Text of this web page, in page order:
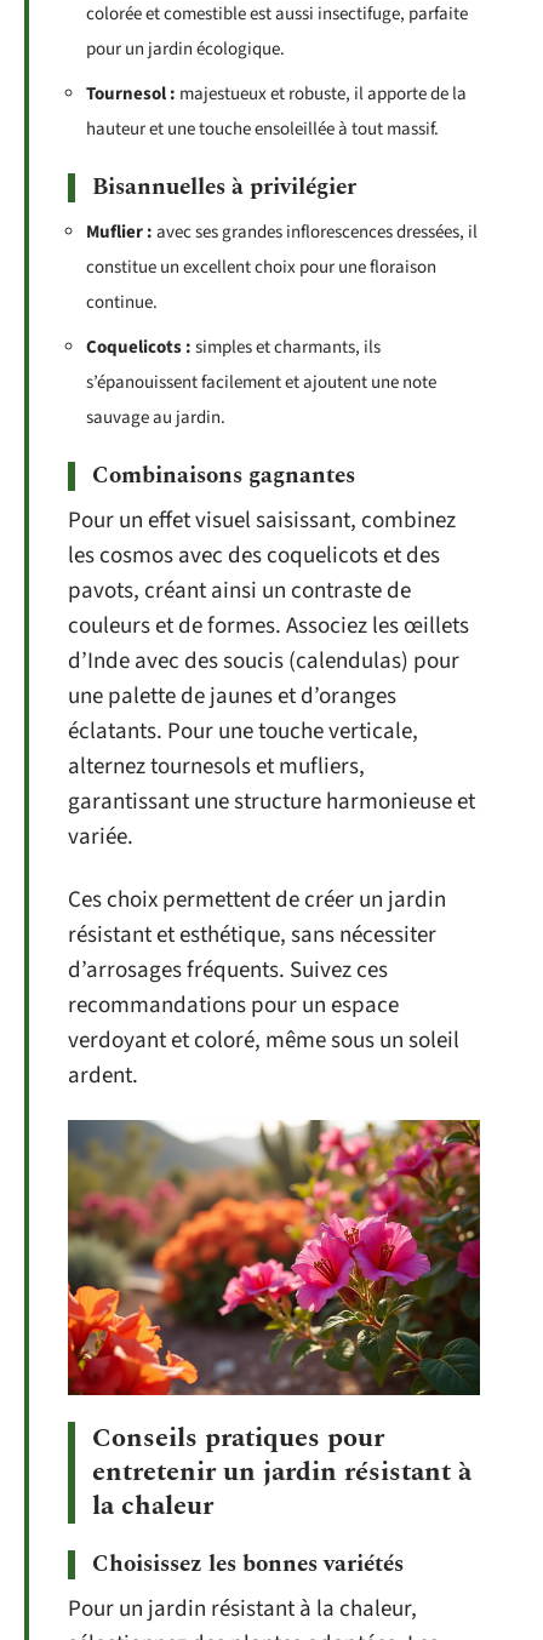
colorée et comestible est aussi insectifuge, parfaite
pour un jardin écologique.
Tournesol : majestueux et robuste, il apporte de la
hauteur et une touche ensoleillée à tout massif.
Bisannuelles à privilégier
Muflier :avec ses grandes inflorescences dressées, il
constitue un excellent choix pour une floraison
continue.
Coquelicots :simples et charmants, ils
s’épanouissent facilement et ajoutent une note
sauvage au jardin.
Combinaisons gagnantes
Pour un effet visuel saisissant, combinez
les cosmos avec des coquelicots et des
pavots, créant ainsi un contraste de
couleurs et de formes. Associez les œillets
d’Inde avec des soucis (calendulas) pour
une palette de jaunes et d’oranges
éclatants. Pour une touche verticale,
alternez tournesols et mufliers,
garantissant une structure harmonieuse et
variée.
Ces choix permettent de créer un jardin
résistant et esthétique, sans nécessiter
d’arrosages fréquents. Suivez ces
recommandations pour un espace
verdoyant et coloré, même sous un soleil
ardent.
Conseils pratiques pour
entretenir un jardin résistant à
la chaleur
Choisissez les bonnes variétés
Pour un jardin résistant à la chaleur,